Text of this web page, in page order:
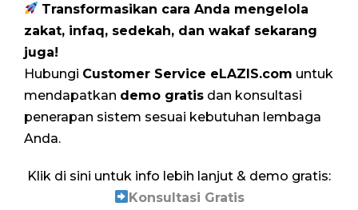
Transformasikan cara Anda mengelola
zakat, infaq, sedekah, dan wakaf sekarang
juga!
Hubungi Customer Service eLAZIS.com untuk
mendapatkan demo gratis dan konsultasi
penerapan sistem sesuai kebutuhan lembaga
Anda.
Klik di sini untuk info lebih lanjut & demo gratis:
Konsultasi Gratis